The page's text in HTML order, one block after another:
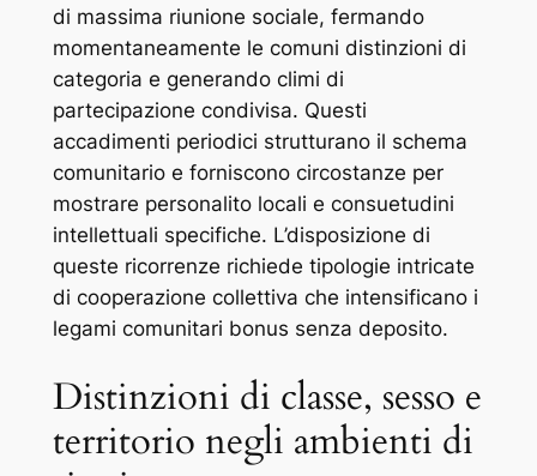
di massima riunione sociale, fermando
momentaneamente le comuni distinzioni di
categoria e generando climi di
partecipazione condivisa. Questi
accadimenti periodici strutturano il schema
comunitario e forniscono circostanze per
mostrare personalito locali e consuetudini
intellettuali specifiche. L’disposizione di
queste ricorrenze richiede tipologie intricate
di cooperazione collettiva che intensificano i
legami comunitari bonus senza deposito.
Distinzioni di classe, sesso e
territorio negli ambienti di